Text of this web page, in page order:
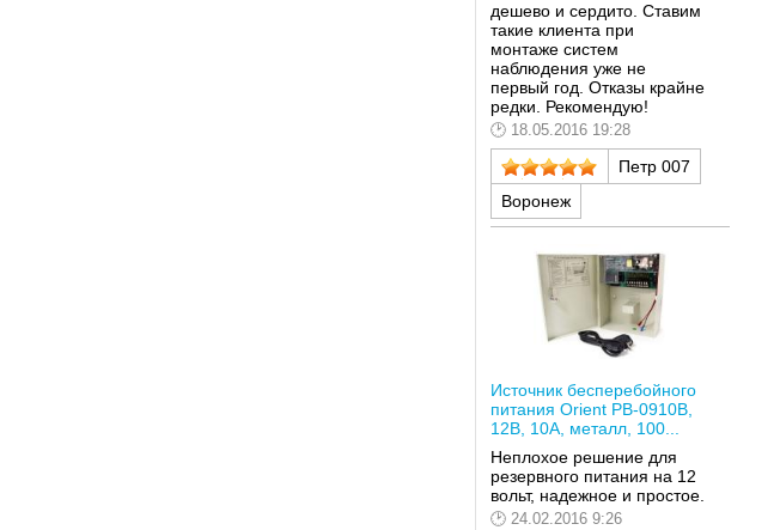
дешево и сердито. Ставим
такие клиента при
монтаже систем
наблюдения уже не
первый год. Отказы крайне
редки. Рекомендую!
18.05.2016 19:28
Петр 007
Воронеж
Источник бесперебойного
питания Orient PB-0910B,
12В, 10А, металл, 100...
Неплохое решение для
резервного питания на 12
вольт, надежное и простое.
24.02.2016 9:26